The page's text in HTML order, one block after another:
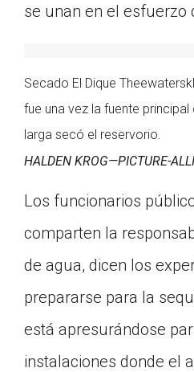
se unan en el esfuerzo
Secado El Dique
fue una vez la fuente
larga secó el reservorio.
HALDEN KROG—PICTURE-
Los funcionarios
comparten la
de agua, dicen los
prepararse para la
está apresurándose
instalaciones donde el